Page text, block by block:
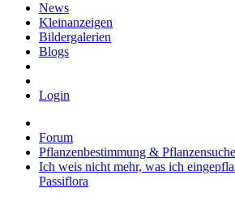
News
Kleinanzeigen
Bildergalerien
Blogs
Login
Forum
Pflanzenbestimmung & Pflanzensuche
Ich weis nicht mehr, was ich
Passiflora